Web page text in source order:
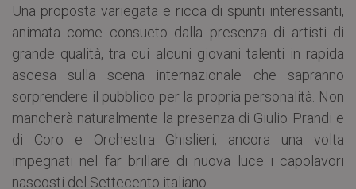
Una proposta variegata e ricca di spunti interessanti,
animata come consueto dalla presenza di artisti di
grande qualità, tra cui alcuni giovani talenti in rapida
ascesa sulla scena internazionale che sapranno
sorprendere il pubblico per la propria personalità. Non
mancherà naturalmente la presenza di Giulio Prandi e
di Coro e Orchestra Ghislieri, ancora una volta
impegnati nel far brillare di nuova luce i capolavori
nascosti del Settecento italiano.